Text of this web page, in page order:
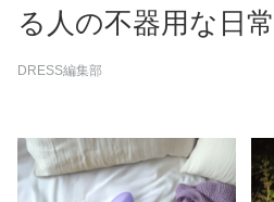
る人の不器用な日常
DRESS編集部